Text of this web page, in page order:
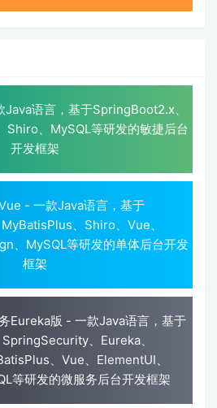
语言，基于SpringBoot2.x、
Shiro、MySQL等研发的敏捷后台
开发框架
- 一款Java语言，基于
、Shiro、Vue、
、MySQL等研发的单体后台开发
框架
Eureka版 - 一款Java语言，基于
、Eureka、
、Vue、ElementUI、
等研发的微服务后台开发框架